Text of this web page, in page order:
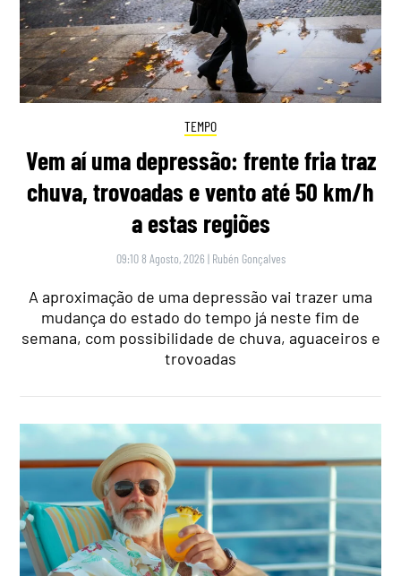
TEMPO
Vem aí uma depressão: frente fria traz
chuva, trovoadas e vento até 50 km/h
a estas regiões
09:10 8 Agosto, 2026 | Rubén Gonçalves
A aproximação de uma depressão vai trazer uma
mudança do estado do tempo já neste fim de
semana, com possibilidade de chuva, aguaceiros e
trovoadas